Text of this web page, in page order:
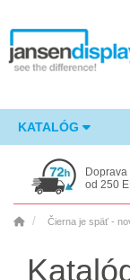
KATALÓG
od 250
Čierna je späť -